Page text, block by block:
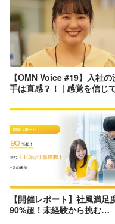
【OMN Voice #19】入社の
手は直感？！ | 感覚を信じ
【開催レポート】社風満足
90%超！未経験から挑む